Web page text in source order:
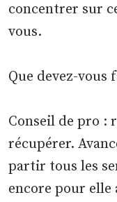
concentrer sur
vous.
Que devez-vous
Conseil de pro :
récupérer.
partir tous les
encore pour elle